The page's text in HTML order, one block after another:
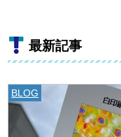
最新記事
BLOG